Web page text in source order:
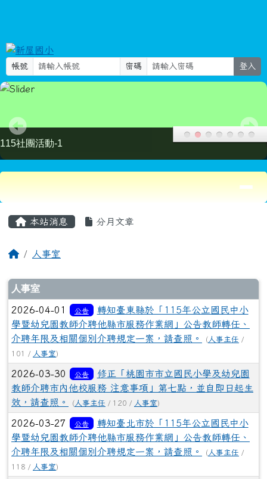
帳號 密碼 登入
115社團活動-2
導覽列
主內容區域
本站消息 分月文章
文章列表
人事室
學暨幼兒園教師介聘他縣市服務作業網」公告教師轉任、
101 /人事室
2026-03-30 公告
修正「桃園市市立國民小學及幼兒園
教師介聘市內他校服務 注意事項」第七點，並自即日起生
效，請查照。 (人事主任/ 120 / 人事室 )
2026-03-27
學暨幼兒園教師介聘他縣市服務作業網」公告教師轉任、
介聘年限及相關個別介聘規定一案，請查照。
(人事主任/
118 /人事室)
2026-03-27 公告
轉知欲申請他縣市介聘至苗栗縣之教
師相關應知悉事項，請 查照。 (人事主任 / 117 /人事室)
2026-03-25
檢送行政院人事行政總處「『行政院
與所屬中央及地方各機關（構）學校公務人員違法（規）
頁尾區域